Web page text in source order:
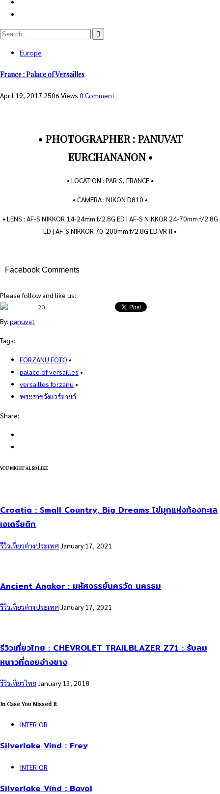
Europe
France : Palace of Versailles
April 19, 2017 2506 Views 0 Comment
• PHOTOGRAPHER : PANUVAT
EURCHANANON •
• LOCATION : PARIS, FRANCE •
• CAMERA : NIKON D810 •
• LENS : AF-S NIKKOR 14-24mm f/2.8G ED | AF-S NIKKOR 24-70mm f/2.8G
ED | AF-S NIKKOR 70-200mm f/2.8G ED VR II •
Facebook Comments
Please follow and like us:
20
By: panuvat
Tags:
FORZANU FOTO •
palace of versailles •
versailles forzanu •
พระราชวังแวร์ซายล์
Share:
YOU MIGHT ALSO LIKE
Croatia : Small Country, Big Dreams ไข่มุกแห่งท้องทะเล
เอเดรียติก
รีวิวเที่ยวต่างประเทศ January 17, 2021
Ancient Angkor : มหัศจรรย์นครวัด นครธม
รีวิวเที่ยวต่างประเทศ January 17, 2021
รีวิวเที่ยวไทย : CHEVROLET TRAILBLAZER Z71 : รับลม
หนาวที่ดอยอ่างขาง
รีวิวเที่ยวไทย January 13, 2018
In Case You Missed It
INTERIOR
Silverlake Vind : Frey
INTERIOR
Silverlake Vind : Bavol